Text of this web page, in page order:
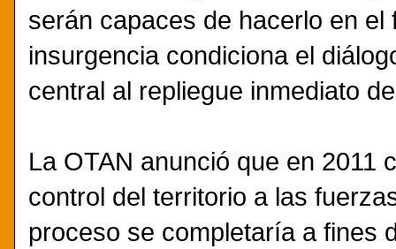
serán capaces de hacerlo en el
insurgencia condiciona el
central al repliegue inmediato
La OTAN anunció que en 2011
control del territorio a las
proceso se completaría a fines